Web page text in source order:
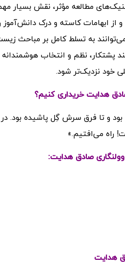
مطالعه مؤثر، نقش بسیار
از ابهامات کاسته و درک دانش‌آموز
به تسلط کامل بر مباحث
پشتکار، نظم و انتخاب
خود نزدیک‌تر شود.
هدایت خریداری کنیم؟
و تا فرق سرش گِل پاشیده بود. در
راه می‌افتیم.»
صادق هدایت:
هدایت